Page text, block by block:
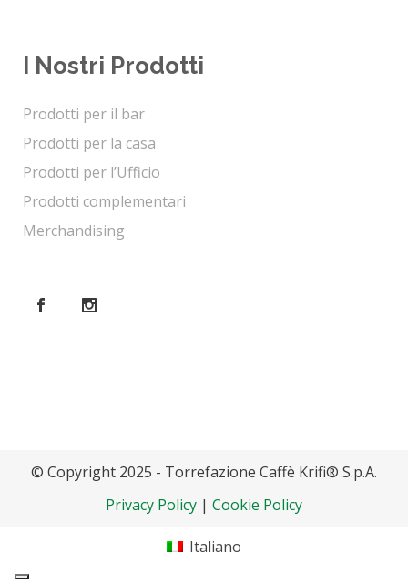
I Nostri Prodotti
Prodotti per il bar
Prodotti per la casa
Prodotti per l’Ufficio
Prodotti complementari
Merchandising
© Copyright 2025 - Torrefazione Caffè Krifi® S.p.A.
Privacy Policy | Cookie Policy
Italiano